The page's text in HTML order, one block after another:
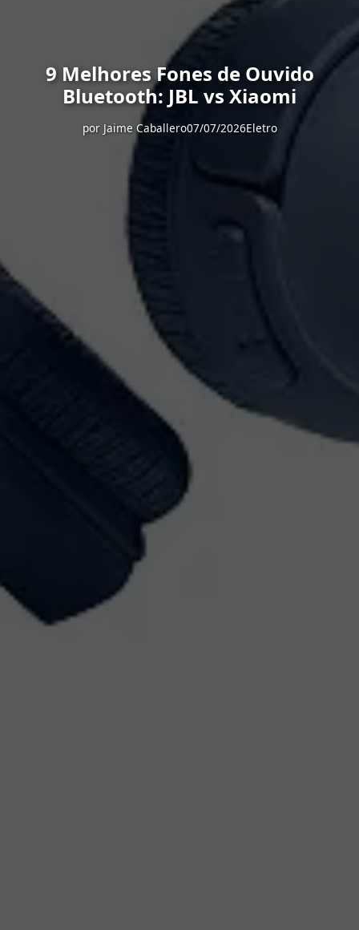
9 Melhores Fones de Ouvido
Bluetooth: JBL vs Xiaomi
por Jaime Caballero07/07/2026Eletro